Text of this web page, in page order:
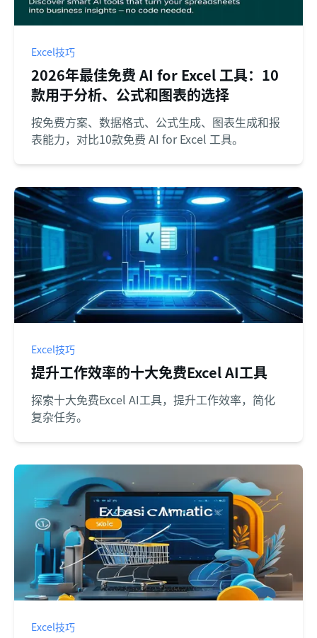
Excel技巧
2026年最佳免费 AI for Excel 工具：10
款用于分析、公式和图表的选择
按免费方案、数据格式、公式生成、图表生成和报
表能力，对比10款免费 AI for Excel 工具。
Excel技巧
提升工作效率的十大免费Excel AI工具
探索十大免费Excel AI工具，提升工作效率，简化
复杂任务。
Excel技巧